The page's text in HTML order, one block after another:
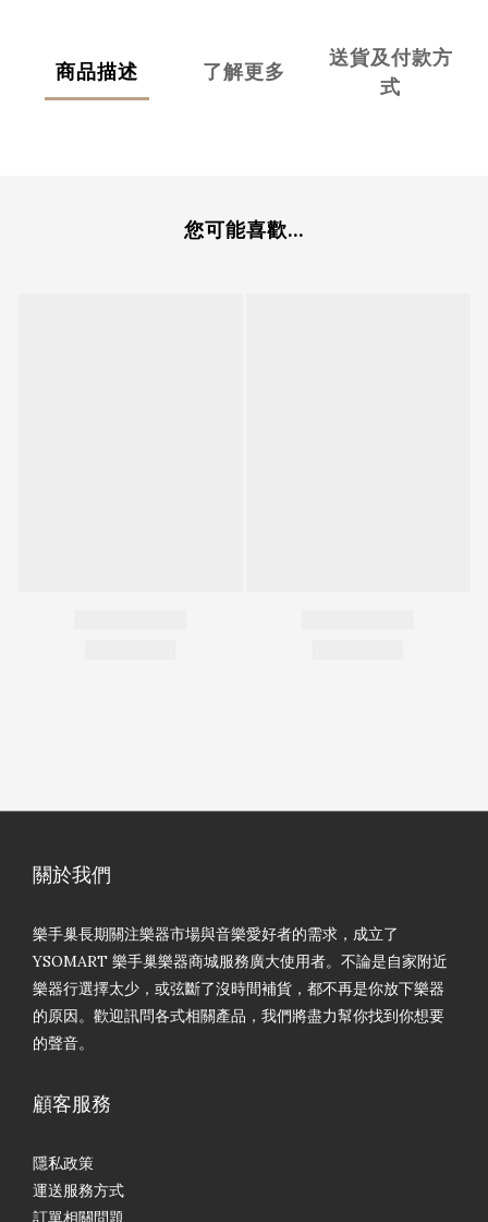
商品描述 了解更多
送貨及付款方
式
您可能喜歡...
關於我們
樂手巢長期關注樂器市場與音樂愛好者的需求，成立了
YSOMART 樂手巢樂器商城服務廣大使用者。不論是自家附近
樂器行選擇太少，或弦斷了沒時間補貨，都不再是你放下樂器
的原因。歡迎訊問各式相關產品，我們將盡力幫你找到你想要
的聲音。
顧客服務
隱私政策
運送服務方式
訂單相關問題